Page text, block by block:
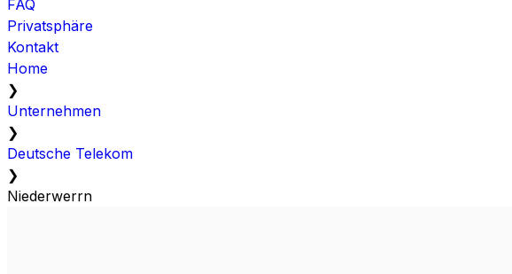
FAQ
Privatsphäre
Kontakt
Home
❯
Unternehmen
❯
Deutsche Telekom
❯
Niederwerrn